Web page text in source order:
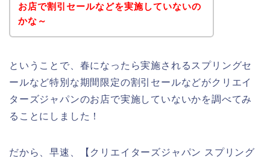
お店で割引セールなどを実施していないの
かな～
ということで、春になったら実施されるスプリングセ
ールなど特別な期間限定の割引セールなどがクリエイ
ターズジャパンのお店で実施していないかを調べてみ
ることにしました！
だから、早速、【クリエイターズジャパン スプリング